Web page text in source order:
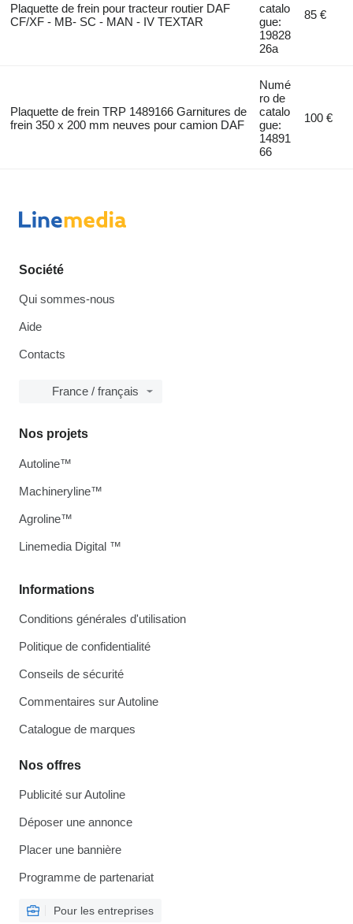
Plaquette de frein pour tracteur routier DAF
CF/XF - MB- SC - MAN - IV TEXTAR
catalo
gue:
19828
26a
85 €
Plaquette de frein TRP 1489166 Garnitures de
frein 350 x 200 mm neuves pour camion DAF
Numé
ro de
catalo
gue:
14891
66
100 €
Société
Qui sommes-nous
Aide
Contacts
France / français
Informations
Conditions générales d'utilisation
Politique de confidentialité
Conseils de sécurité
Commentaires sur Autoline
Catalogue de marques
Nos offres
Publicité sur Autoline
Déposer une annonce
Placer une bannière
Programme de partenariat
Pour les entreprises
Nos projets
Autoline™
Machineryline™
Agroline™
Linemedia Digital ™